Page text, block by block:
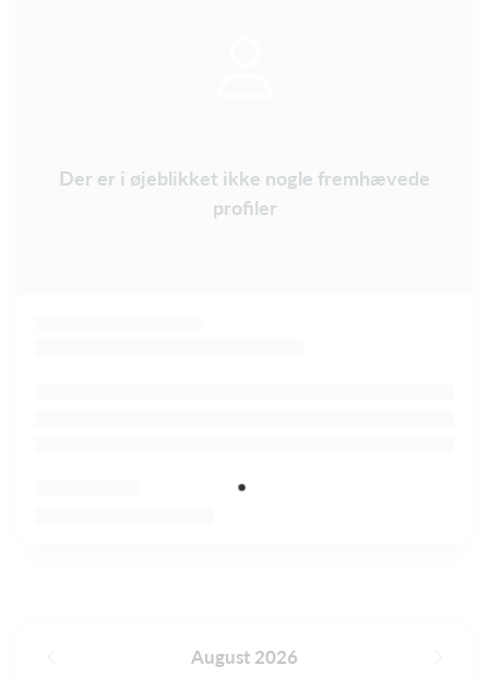
Der er i øjeblikket ikke nogle fremhævede
profiler
August 2026